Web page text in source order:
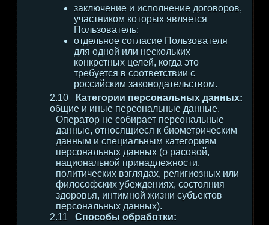
заключение и исполнение договоров,
участником которых является
Пользователь;
отдельное согласие Пользователя
для одной или нескольких
конкретных целей, когда это
требуется в соответствии с
российским законодательством.
Категории персональных данных:
общие и иные персональные данные.
Оператор не собирает персональные
данные, относящиеся к биометрическим
данным и специальным категориям
персональных данных (о расовой,
национальной принадлежности,
политических взглядах, религиозных или
философских убеждениях, состояния
здоровья, интимной жизни субъектов
персональных данных).
Способы обработки: